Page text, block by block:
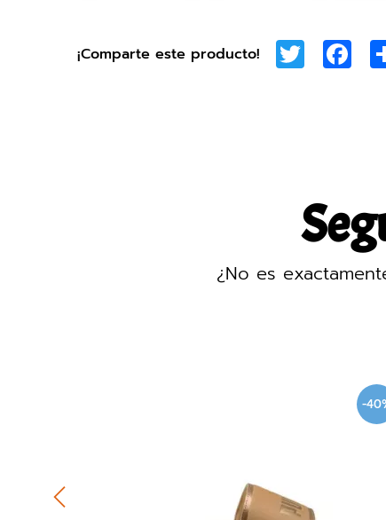
¡Comparte este producto! Twitter
¿No es